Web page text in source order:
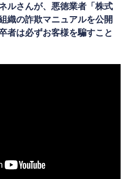
ルさんが、悪徳業者「株式
織の詐欺マニュアルを公開
者は必ずお客様を騙すこと